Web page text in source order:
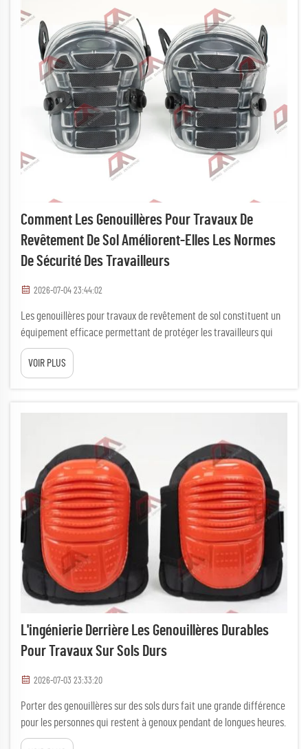
Comment Les Genouillères Pour Travaux De
Revêtement De Sol Améliorent-Elles Les Normes
De Sécurité Des Travailleurs
2026-07-04 23:44:02
Les genouillères pour travaux de revêtement de sol constituent un
équipement efficace permettant de protéger les travailleurs qui
restent longtemps à genoux. Ces protections sont essentielles sur
les chantiers de construction et dans les entrepôts. Lorsqu’ils
VOIR PLUS
L'ingénierie Derrière Les Genouillères Durables
Pour Travaux Sur Sols Durs
2026-07-03 23:33:20
Porter des genouillères sur des sols durs fait une grande différence
pour les personnes qui restent à genoux pendant de longues heures.
L'ingénierie des genouillères robustes pour sols durs vise à assurer